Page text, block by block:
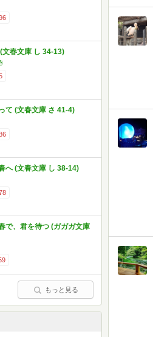
文春文庫 し 34-13)
て (文春文庫 さ 41-4)
へ (文春文庫 し 38-14)
で、君を待つ (ガガガ文庫
もっと見る